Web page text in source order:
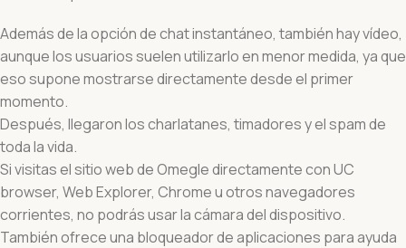
Además de la opción de chat instantáneo, también hay vídeo,
aunque los usuarios suelen utilizarlo en menor medida, ya que
eso supone mostrarse directamente desde el primer
momento.
Después, llegaron los charlatanes, timadores y el spam de
toda la vida.
Si visitas el sitio web de Omegle directamente con UC
browser, Web Explorer, Chrome u otros navegadores
corrientes, no podrás usar la cámara del dispositivo.
También ofrece una bloqueador de aplicaciones para ayuda